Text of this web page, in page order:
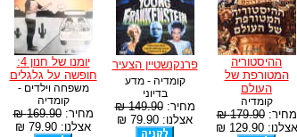
ההיסטוריה
המטורפת של
העולם
קומדיה
מחיר:179.90 ₪
אצלנו: 129.90 ₪
פרנקנשטיין הצעיר
קומדיה - מדע
בדיוני
מחיר:149.90 ₪
אצלנו: 79.90 ₪
יומנו של חנון 4:
חופשה על גלגלים
משפחה וילדים -
קומדיה
מחיר:169.90 ₪
אצלנו: 79.90 ₪